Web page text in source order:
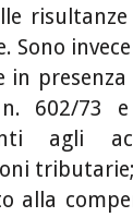
Sono
in
602/73
agli
tributarie;
alla